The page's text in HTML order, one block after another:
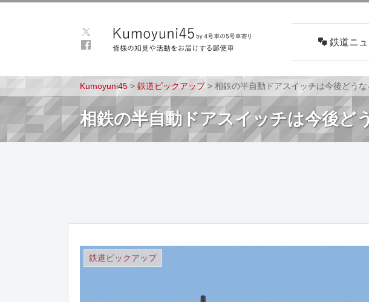
鉄道ニ
車両
Kumoyuni45 > 鉄道ピックアップ> 相鉄の半自動ドアスイッチは今後どうな
相鉄の半自動ドアスイッチは今後ど
鉄道ピックアップ